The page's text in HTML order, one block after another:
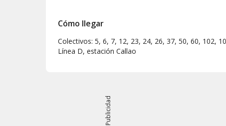
Cómo llegar
Colectivos: 5, 6, 7, 12, 23, 24, 26, 37, 50, 60, 102,
Línea D, estación Callao
Publicidad